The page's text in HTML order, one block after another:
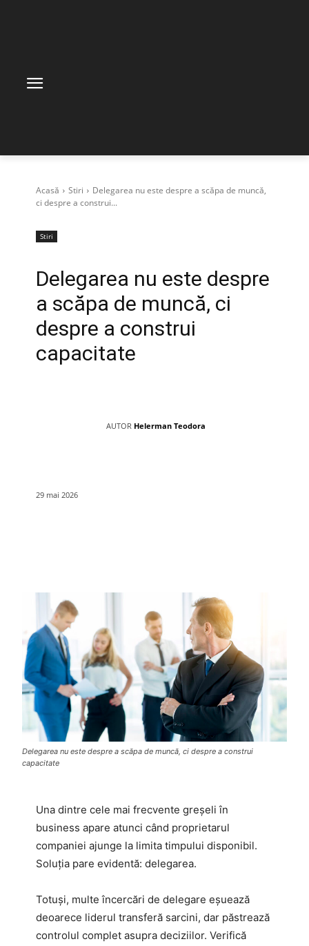
Acasă Stiri
Delegarea nu este despre a scăpa de muncă,
ci despre a construi...
Stiri
Delegarea nu este despre
a scăpa de muncă, ci
despre a construi
capacitate
AUTOR Helerman Teodora
29 mai 2026
Delegarea nu este despre a scăpa de muncă, ci despre a construi
capacitate
Una dintre cele mai frecvente greșeli în
business apare atunci când proprietarul
companiei ajunge la limita timpului disponibil.
Soluția pare evidentă: delegarea.
Totuși, multe încercări de delegare eșuează
deoarece liderul transferă sarcini, dar păstrează
controlul complet asupra deciziilor. Verifică